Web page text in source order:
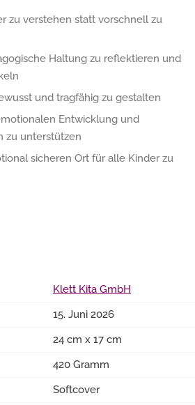
zu verstehen statt vorschnell zu
Haltung zu reflektieren und
und tragfähig zu gestalten
Entwicklung und
zu unterstützen
sicheren Ort für alle Kinder zu
Klett Kita GmbH
15. Juni 2026
24 cm x 17 cm
420 Gramm
Softcover